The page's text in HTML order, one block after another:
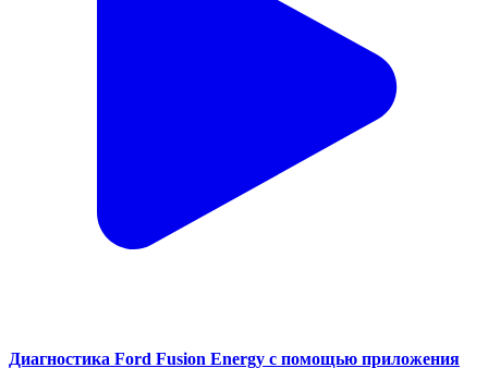
Диагностика Ford Fusion Energy с помощью приложения